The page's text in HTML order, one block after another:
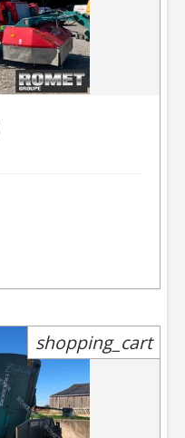
shopping_cart